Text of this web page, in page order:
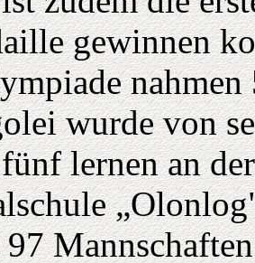
gewinnen
wurde von
lernen an